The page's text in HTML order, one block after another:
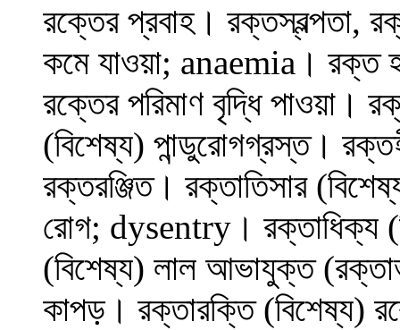
রক্তের প্রবাহ। রক্তস্বল্পতা,
কমে যাওয়া; anaemia। রক্ত
রক্তের পরিমাণ বৃদ্ধি পাওয়া।
(বিশেষ্য) পান্ডুরোগগ্রস্ত।
রক্তরঞ্জিত। রক্তাতিসার
রোগ; dysentry। রক্তাধিক্য
(বিশেষ্য) লাল আভাযুক্ত
কাপড়। রক্তারক্তি (বিশেষ্য)